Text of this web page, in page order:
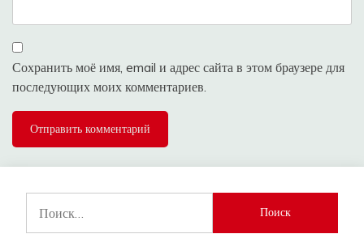
Сохранить моё имя, email и адрес сайта в этом браузере для
последующих моих комментариев.